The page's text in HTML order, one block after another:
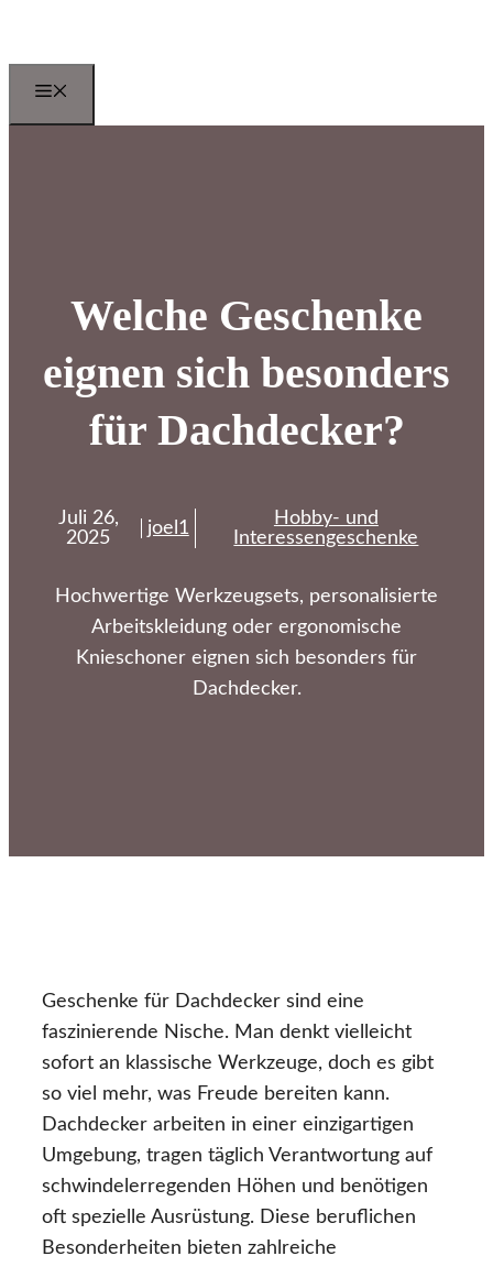
springen
Welche Geschenke
eignen sich besonders
für Dachdecker?
Juli 26,
2025
joel1
Hobby- und
Interessengeschenke
Hochwertige Werkzeugsets, personalisierte
Arbeitskleidung oder ergonomische
Knieschoner eignen sich besonders für
Dachdecker.
Geschenke für Dachdecker sind eine
faszinierende Nische. Man denkt vielleicht
sofort an klassische Werkzeuge, doch es gibt
so viel mehr, was Freude bereiten kann.
Dachdecker arbeiten in einer einzigartigen
Umgebung, tragen täglich Verantwortung auf
schwindelerregenden Höhen und benötigen
oft spezielle Ausrüstung. Diese beruflichen
Besonderheiten bieten zahlreiche